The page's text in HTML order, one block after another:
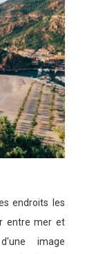
endroits les
entre mer et
image